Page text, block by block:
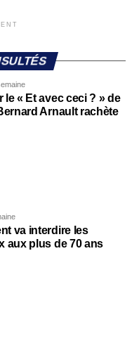
le « Et avec ceci ? » de
Arnault rachète
va interdire les
aux plus de 70 ans